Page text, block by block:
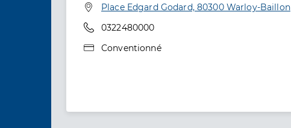
Adresse
Place Edgard Godard, 80300 Warloy-Baillon
Téléphone
0322480000
Type de convention
Conventionné